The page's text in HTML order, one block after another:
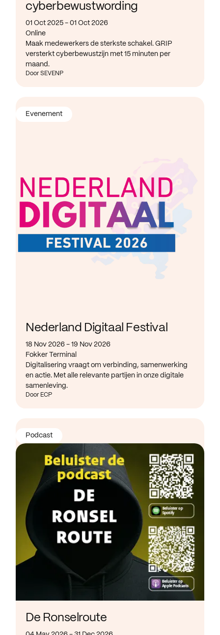
cyberbewustwording
01 Oct 2025 - 01 Oct 2026
Online
Maak medewerkers de sterkste schakel. GRIP
versterkt cyberbewustzijn met 15 minuten per
maand.
Door SEVENP
Nederland Digitaal Festival
18 Nov 2026 - 19 Nov 2026
Fokker Terminal
Digitalisering vraagt om verbinding, samenwerking
en actie. Met alle relevante partijen in onze digitale
samenleving.
Door ECP
Evenement
De Ronselroute
Podcast